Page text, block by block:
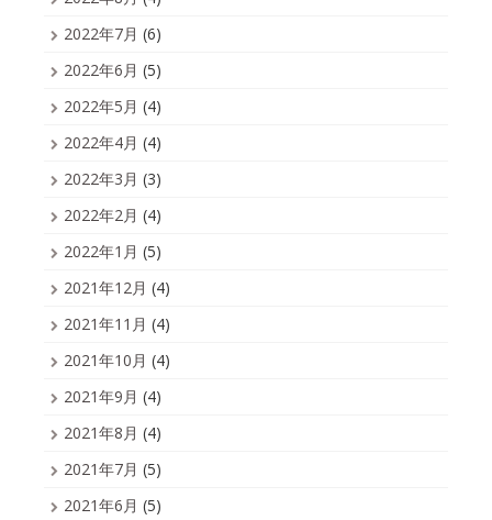
2022年7月 (6)
2022年6月 (5)
2022年5月 (4)
2022年4月 (4)
2022年3月 (3)
2022年2月 (4)
2022年1月 (5)
2021年12月 (4)
2021年11月 (4)
2021年10月 (4)
2021年9月 (4)
2021年8月 (4)
2021年7月 (5)
2021年6月 (5)